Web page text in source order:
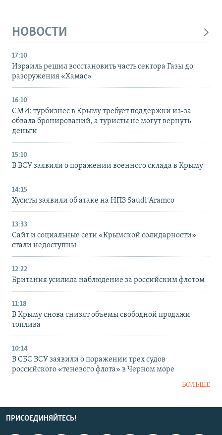
НОВОСТИ
17:10
Израиль решил восстановить часть сектора Газы до
разоружения «Хамас»
16:10
СМИ: турбизнес в Крыму требует поддержки из-за
обвала бронирований, а туристы не могут вернуть
деньги
15:10
В ВСУ заявили о поражении военного склада в Крыму
14:15
Хуситы заявили об атаке на НПЗ Saudi Aramco
13:33
Сайт и социальные сети «Крымской солидарности»
стали недоступны
12:22
Британия усилила наблюдение за российским флотом
11:18
В Крыму снова снизят объемы свободной продажи
топлива
10:14
В СБС ВСУ заявили о поражении трех судов
российского «теневого флота» в Черном море
БОЛЬШЕ
ПРИСОЕДИНЯЙТЕСЬ!